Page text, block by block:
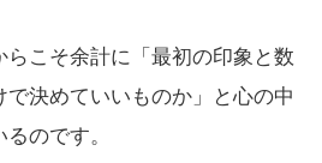
らこそ余計に「最初の印象と数
決めていいものか」と心の中
のです。